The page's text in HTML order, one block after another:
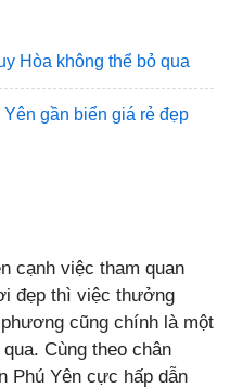
Hòa không thể bỏ qua
gần biển giá rẻ đẹp
cạnh việc tham quan
đẹp thì việc thưởng
cũng chính là một
Cùng theo chân
Phú Yên cực hấp dẫn